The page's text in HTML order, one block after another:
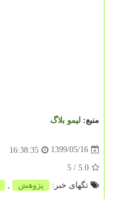
منبع: لیمو بلاگ
1399/05/16
16:38:35
5.0
/ 5
تگهای خبر:
پژوهش ,